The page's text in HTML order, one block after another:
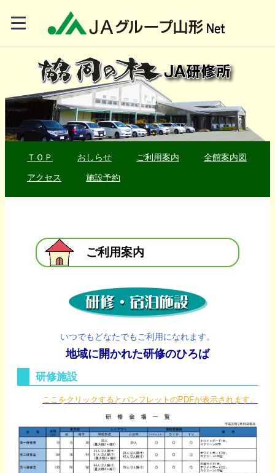
ＴＯＰ おしらせ ご利用案内 全館案内図
アクセス 施設予約
ご利用案内
いつでもどなたでもご利用になれます。
地域に開かれた研修のひろば
研修施設
ここをクリックするとパンフレットのPDFが表示されます。